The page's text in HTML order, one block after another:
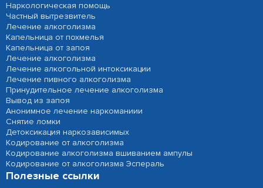
Наркологическая помощь
Частный вытрезвитель
Лечение алкоголизма
Капельница от похмелья
Капельница от запоя
Лечение алкоголизма
Лечение алкогольной интоксикации
Лечение пивного алкоголизма
Принудительное лечение алкоголизма
Вывод из запоя
Анонимное лечение наркоманиии
Снятие ломки
Детоксикация наркозависимых
Кодирование от алкоголизма
Кодирование алкоголизма вшиванием ампулы
Кодирование от алкоголизма Эспераль
Полезные ссылки